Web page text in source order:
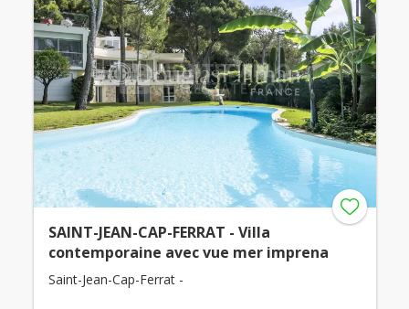
SAINT-JEAN-CAP-FERRAT - Villa
contemporaine avec vue mer imprena
Saint-Jean-Cap-Ferrat -